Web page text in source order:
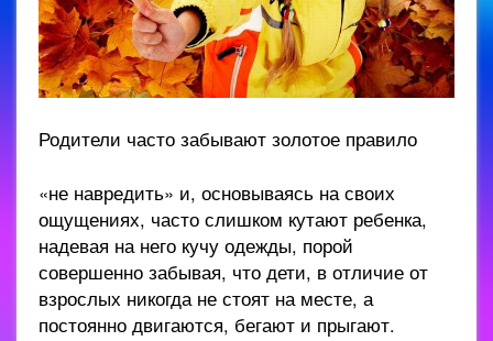
Родители часто забывают золотое правило
«не навредить» и, основываясь на своих
ощущениях, часто слишком кутают ребенка,
надевая на него кучу одежды, порой
совершенно забывая, что дети, в отличие от
взрослых никогда не стоят на месте, а
постоянно двигаются, бегают и прыгают.